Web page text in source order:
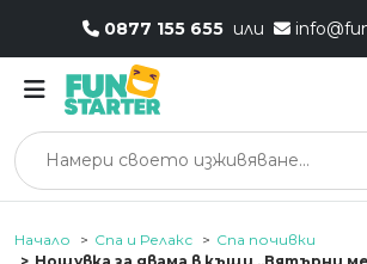
0877 155 655 или
Начало Спа и Релакс
Спа почивки